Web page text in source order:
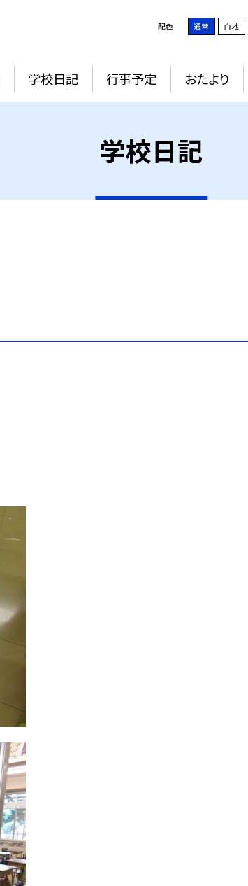
配色 通常 白地
学校日記 行事予定 おたより
学校日記